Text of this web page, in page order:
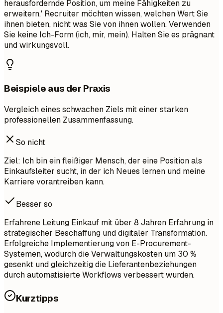
herausfordernde Position, um meine Fähigkeiten zu
erweitern.' Recruiter möchten wissen, welchen Wert Sie
ihnen bieten, nicht was Sie von ihnen wollen. Verwenden
Sie keine Ich-Form (ich, mir, mein). Halten Sie es prägnant
und wirkungsvoll.
Beispiele aus der Praxis
Vergleich eines schwachen Ziels mit einer starken
professionellen Zusammenfassung.
So nicht
Ziel: Ich bin ein fleißiger Mensch, der eine Position als
Einkaufsleiter sucht, in der ich Neues lernen und meine
Karriere vorantreiben kann.
Besser so
Erfahrene Leitung Einkauf mit über 8 Jahren Erfahrung in
strategischer Beschaffung und digitaler Transformation.
Erfolgreiche Implementierung von E-Procurement-
Systemen, wodurch die Verwaltungskosten um 30 %
gesenkt und gleichzeitig die Lieferantenbeziehungen
durch automatisierte Workflows verbessert wurden.
Kurztipps